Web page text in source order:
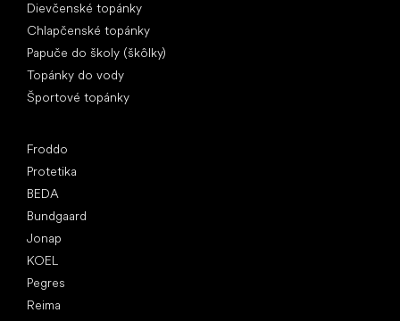
Dievčenské topánky
Chlapčenské topánky
Papuče do školy (škôlky)
Topánky do vody
Športové topánky
Froddo
Protetika
BEDA
Bundgaard
Jonap
KOEL
Pegres
Reima